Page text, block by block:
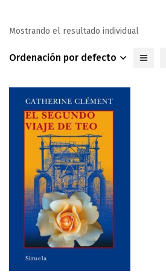
Mostrando el resultado individual
Ordenación por defecto